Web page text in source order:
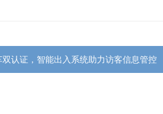
认证，智能出入系统助力访客信息管控